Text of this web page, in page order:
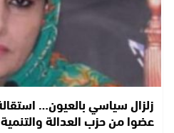
عضوا من حزب العدالة والتنمية